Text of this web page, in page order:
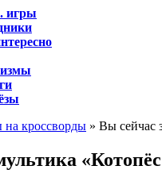
игры
на кроссворды » Вы сейчас